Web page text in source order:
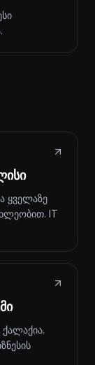
ყველაზე
IT